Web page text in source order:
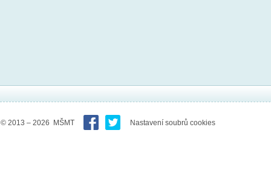
© 2013 – 2026 MŠMT Nastavení soubrů cookies